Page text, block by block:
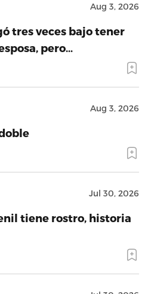
Aug 3, 2026
tres veces bajo tener
pero…
Aug 3, 2026
Jul 30, 2026
tiene rostro, historia